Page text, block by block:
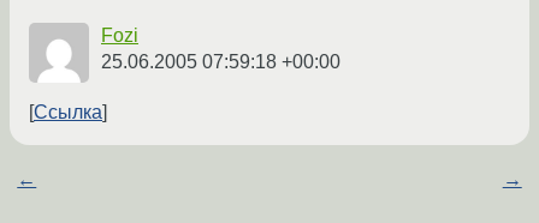
Fozi
25.06.2005 07:59:18 +00:00
Ссылка
← →